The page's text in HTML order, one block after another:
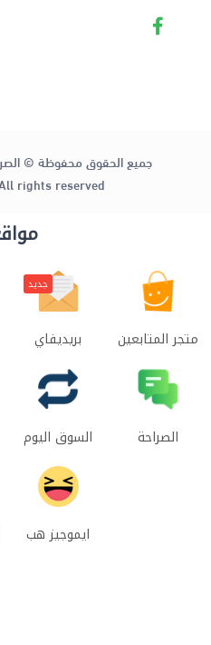
جميع الحقوق محفوظة ©
rights reserved